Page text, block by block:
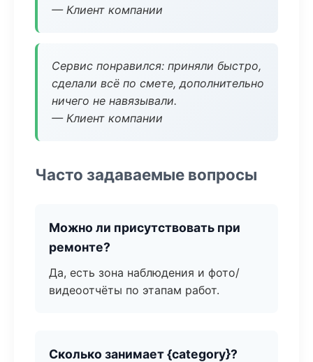
— Клиент компании
Сервис понравился: приняли быстро,
сделали всё по смете, дополнительно
ничего не навязывали.
— Клиент компании
Часто задаваемые вопросы
Можно ли присутствовать при
ремонте?
Да, есть зона наблюдения и фото/
видеоотчёты по этапам работ.
Сколько занимает {category}?